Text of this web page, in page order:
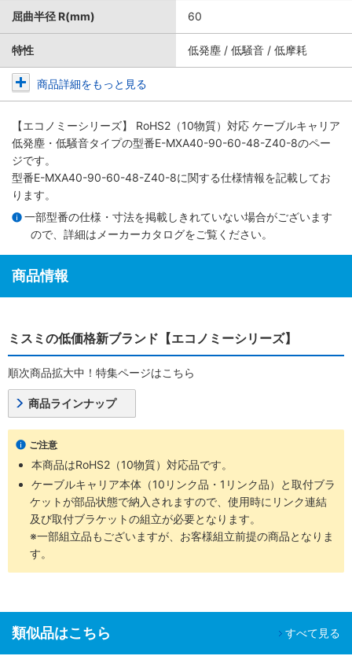
屈曲半径 R(mm) 60
特性 低発塵 / 低騒音 / 低摩耗
商品詳細をもっと見る
【エコノミーシリーズ】 RoHS2（10物質）対応 ケーブルキャリア
低発塵・低騒音タイプの型番E-MXA40-90-60-48-Z40-8のペー
ジです。
型番E-MXA40-90-60-48-Z40-8に関する仕様情報を記載してお
ります。
一部型番の仕様・寸法を掲載しきれていない場合がございます
ので、詳細は メーカーカタログをご覧ください。
商品情報
ミスミの低価格新ブランド【エコノミーシリーズ】
順次商品拡大中！特集ページはこちら
商品ラインナップ
ご注意
本商品はRoHS2（10物質）対応品です。
ケーブルキャリア本体（10リンク品・1リンク品）と取付ブラ
ケットが部品状態で納入されますので、使用時にリンク連結
及び取付ブラケットの組立が必要となります。
※一部組立品もございますが、お客様組立前提の商品となりま
す。
類似品はこちら すべて見る